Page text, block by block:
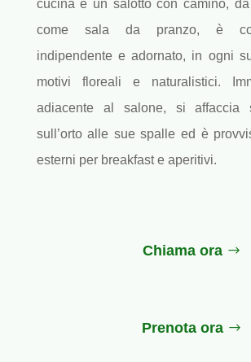
cucina e un salotto con camino,
come sala da pranzo, è
indipendente e adornato, in ogni
motivi floreali e naturalistici.
adiacente al salone, si affaccia
sull’orto alle sue spalle ed è
esterni per breakfast e aperitivi.
Chiama ora
Prenota ora